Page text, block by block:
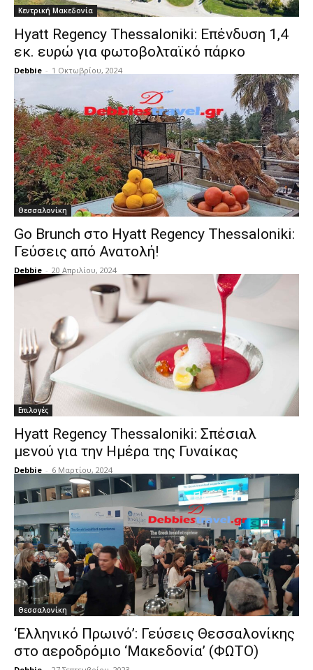
Κεντρική Μακεδονία
Hyatt Regency Thessaloniki: Επένδυση 1,4
εκ. ευρώ για φωτοβολταϊκό πάρκο
Debbie - 1 Οκτωβρίου, 2024
Θεσσαλονίκη
Go Brunch στο Hyatt Regency Thessaloniki:
Γεύσεις από Ανατολή!
Debbie - 20 Απριλίου, 2024
Επιλογές
Hyatt Regency Thessaloniki: Σπέσιαλ
μενού για την Ημέρα της Γυναίκας
Debbie - 6 Μαρτίου, 2024
Θεσσαλονίκη
‘Ελληνικό Πρωινό’: Γεύσεις Θεσσαλονίκης
στο αεροδρόμιο ‘Μακεδονία’ (ΦΩΤΟ)